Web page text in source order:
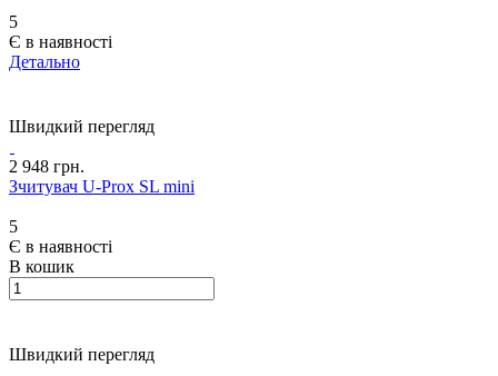
5
Є в наявності
Детально
Швидкий перегляд
2 948 грн.
Зчитувач U-Prox SL mini
5
Є в наявності
В кошик
Швидкий перегляд